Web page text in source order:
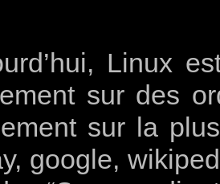
Linux
sur des
sur la
google,